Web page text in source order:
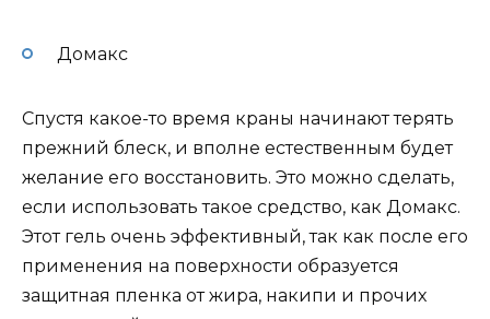
Домакс
Спустя какое-то время краны начинают терять
прежний блеск, и вполне естественным будет
желание его восстановить. Это можно сделать,
если использовать такое средство, как Домакс.
Этот гель очень эффективный, так как после его
применения на поверхности образуется
защитная пленка от жира, накипи и прочих